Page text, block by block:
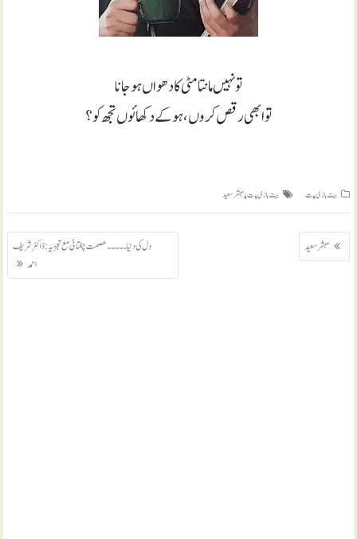
تو نہیں مانتا مٹی کا دھواں ہو جانا
تو ابھی رقص کروں ، ہو کے دکھائوں تجھ کو؟
بیت بازی,ت بیت بازی,ت,مبشر سعید
پوسٹوں
کی
مبشر سعید
دل کی دنیا ۔۔۔۔۔ عصمت چغتائی مع تجزیہ : ڈاکٹر شریف
احمد